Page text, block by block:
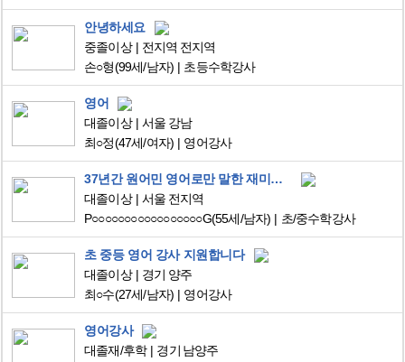
안녕하세요
중졸이상
전지역 전지역
손○형(99세/남자) 초등수학강사
영어
대졸이상
서울 강남
최○정(47세/여자) 영어강사
37년간 원어민 영어로만 말한 재미교포 영어 수학 강사
대졸이상
서울 전지역
P○○○○○○○○○○○○○○○○○G(55세/남자) 초/중수학강사
초 중등 영어 강사 지원합니다
대졸이상
경기 양주
최○수(27세/남자) 영어강사
영어강사
대졸재/후학
경기 남양주